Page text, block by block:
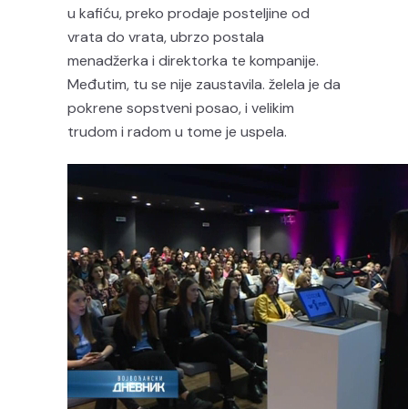
u kafiću, preko prodaje posteljine od
vrata do vrata, ubrzo postala
menadžerka i direktorka te kompanije.
Međutim, tu se nije zaustavila. želela je da
pokrene sopstveni posao, i velikim
trudom i radom u tome je uspela.